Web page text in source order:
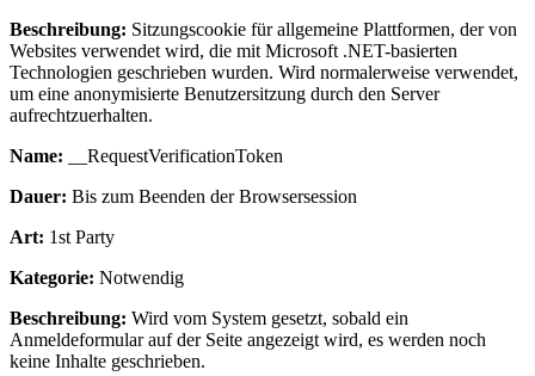
Beschreibung: Sitzungscookie für allgemeine Plattformen, der von
Websites verwendet wird, die mit Microsoft .NET-basierten
Technologien geschrieben wurden. Wird normalerweise verwendet,
um eine anonymisierte Benutzersitzung durch den Server
aufrechtzuerhalten.
Name: __RequestVerificationToken
Dauer: Bis zum Beenden der Browsersession
Art: 1st Party
Kategorie: Notwendig
Beschreibung: Wird vom System gesetzt, sobald ein
Anmeldeformular auf der Seite angezeigt wird, es werden noch
keine Inhalte geschrieben.